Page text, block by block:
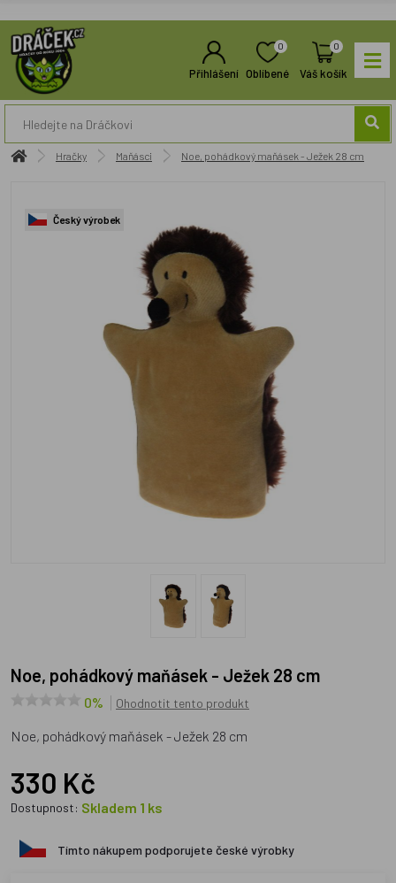
Přihlášení
0
Oblíbené
0
Váš košík
Hračky Maňásci Noe, pohádkový maňásek - Ježek 28 cm
Český výrobek
Noe, pohádkový maňásek - Ježek 28 cm
0% Ohodnotit tento produkt
Noe, pohádkový maňásek - Ježek 28 cm
330 Kč
Dostupnost: Skladem 1 ks
Tímto nákupem podporujete české výrobky